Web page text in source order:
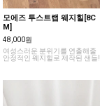
모에즈 투스트랩 웨지힐[8C
M]
48,000원
여성스러운 분위기를 연출해줄
안정적인 웨지힐로 제작된 샌들!